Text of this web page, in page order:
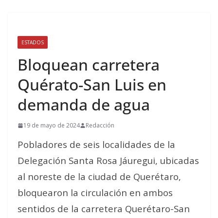
ESTADOS
Bloquean carretera
Quérato-San Luis en
demanda de agua
19 de mayo de 2024 Redacción
Pobladores de seis localidades de la
Delegación Santa Rosa Jáuregui, ubicadas
al noreste de la ciudad de Querétaro,
bloquearon la circulación en ambos
sentidos de la carretera Querétaro-San